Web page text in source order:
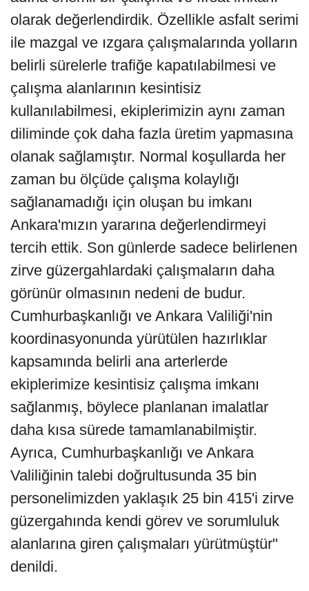
olarak değerlendirdik. Özellikle asfalt serimi
ile mazgal ve ızgara çalışmalarında yolların
belirli sürelerle trafiğe kapatılabilmesi ve
çalışma alanlarının kesintisiz
kullanılabilmesi, ekiplerimizin aynı zaman
diliminde çok daha fazla üretim yapmasına
olanak sağlamıştır. Normal koşullarda her
zaman bu ölçüde çalışma kolaylığı
sağlanamadığı için oluşan bu imkanı
Ankara'mızın yararına değerlendirmeyi
tercih ettik. Son günlerde sadece belirlenen
zirve güzergahlardaki çalışmaların daha
görünür olmasının nedeni de budur.
Cumhurbaşkanlığı ve Ankara Valiliği'nin
koordinasyonunda yürütülen hazırlıklar
kapsamında belirli ana arterlerde
ekiplerimize kesintisiz çalışma imkanı
sağlanmış, böylece planlanan imalatlar
daha kısa sürede tamamlanabilmiştir.
Ayrıca, Cumhurbaşkanlığı ve Ankara
Valiliğinin talebi doğrultusunda 35 bin
personelimizden yaklaşık 25 bin 415'i zirve
güzergahında kendi görev ve sorumluluk
alanlarına giren çalışmaları yürütmüştür"
denildi.